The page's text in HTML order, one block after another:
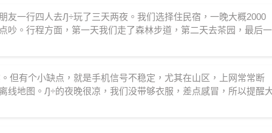
友一行四人去Ԓ÷玩了三天两夜。我们选择住民宿，一晚大概2000
吵。行程方面，第一天我们走了森林步道，第二天去茶园，最后一
但有个小缺点，就是手机信号不稳定，尤其在山区，上网常常断
线地图。Ԓ÷的夜晚很凉，我们没带够衣服，差点感冒，所以提醒